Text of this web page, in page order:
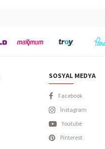
SOSYAL MEDYA
Facebook
İnstagram
Youtube
Pinterest